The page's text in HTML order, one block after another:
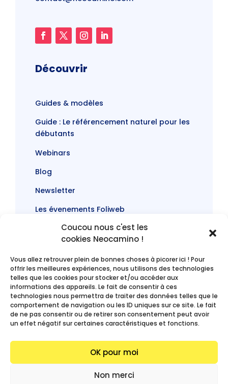
Coucou nous c'est les
cookies Neocamino !
Vous allez retrouver plein de bonnes choses à picorer ici ! Pour
offrir les meilleures expériences, nous utilisons des technologies
telles que les cookies pour stocker et/ou accéder aux
informations des appareils. Le fait de consentir à ces
technologies nous permettra de traiter des données telles que le
comportement de navigation ou les ID uniques sur ce site. Le fait
de ne pas consentir ou de retirer son consentement peut avoir
un effet négatif sur certaines caractéristiques et fonctions.
OK pour moi
Non merci
Découvrir
Guides & modèles
Guide : Le référencement naturel pour les
débutants
Webinars
Blog
Newsletter
Les évenements Foliweb